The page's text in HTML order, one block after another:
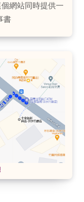
網站同時提供一
書